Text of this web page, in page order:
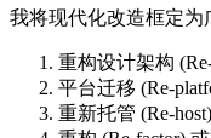
我将现代化改造框定为
重构设计架构
平台迁移 (Re-
重新托管 (Re-host)